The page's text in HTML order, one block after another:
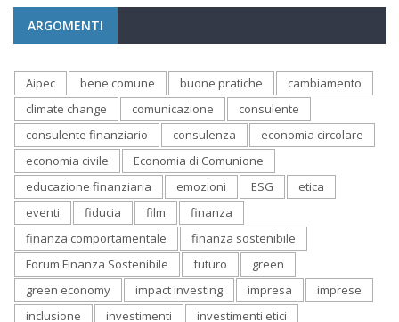
ARGOMENTI
Aipec bene comune buone pratiche
cambiamento
climate change
comunicazione
consulente
consulente finanziario
consulenza
economia circolare
economia civile
Economia di Comunione
educazione finanziaria
emozioni ESG
etica
eventi
fiducia film
finanza
finanza comportamentale
finanza sostenibile
Forum Finanza Sostenibile
futuro
green
green economy
impact investing impresa
imprese
inclusione
investimenti
investimenti etici